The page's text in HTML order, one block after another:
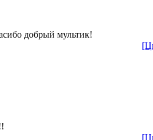
добрый мультик!